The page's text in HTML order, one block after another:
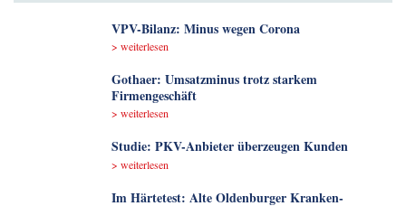
VPV-Bilanz: Minus wegen Corona
> weiterlesen
Gothaer: Umsatzminus trotz starkem
Firmengeschäft
> weiterlesen
Studie: PKV-Anbieter überzeugen Kunden
> weiterlesen
Im Härtetest: Alte Oldenburger Kranken­